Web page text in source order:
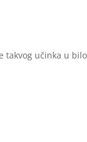
takvog učinka u